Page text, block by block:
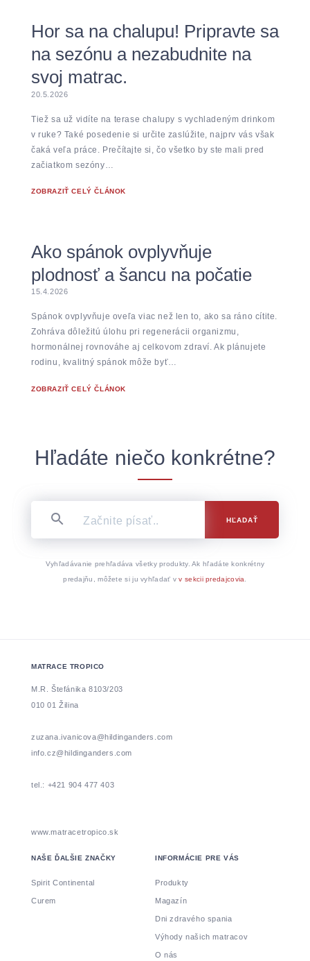
Hor sa na chalupu! Pripravte sa
na sezónu a nezabudnite na
svoj matrac.
20.5.2026
Tiež sa už vidíte na terase chalupy s vychladeným drinkom
v ruke? Také posedenie si určite zaslúžite, najprv vás však
čaká veľa práce. Prečítajte si, čo všetko by ste mali pred
začiatkom sezóny…
ZOBRAZIŤ CELÝ ČLÁNOK
Ako spánok ovplyvňuje
plodnosť a šancu na počatie
15.4.2026
Spánok ovplyvňuje oveľa viac než len to, ako sa ráno cítite.
Zohráva dôležitú úlohu pri regenerácii organizmu,
hormonálnej rovnováhe aj celkovom zdraví. Ak plánujete
rodinu, kvalitný spánok môže byť…
ZOBRAZIŤ CELÝ ČLÁNOK
Hľadáte niečo konkrétne?
HĽADAŤ
Vyhľadávanie prehľadáva všetky produkty. Ak hľadáte konkrétny
predajňu, môžete si ju vyhľadať vv sekcii predajcovia
MATRACE TROPICO
M.R. Štefánika 8103/203
010 01 Žilina
zuzana.ivanicova@hildinganders.com
info.cz@hildinganders.com
tel.: +421 904 477 403
www.matracetropico.sk
NAŠE ĎALŠIE ZNAČKY
Spirit Continental
Curem
INFORMÁCIE PRE VÁS
Produkty
Magazín
Dni zdravého spania
Výhody našich matracov
O nás